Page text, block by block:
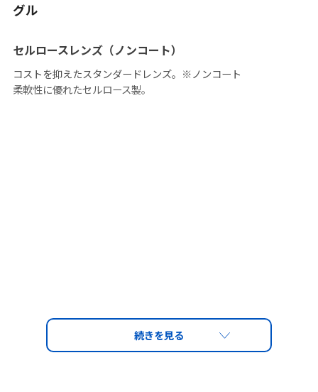
グル
セルロースレンズ（ノンコート）
コストを抑えたスタンダードレンズ。※ノンコート
柔軟性に優れたセルロース製。